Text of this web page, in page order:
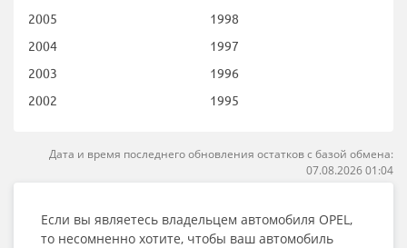
2005
2004
2003
2002
1998
1997
1996
1995
Дата и время последнего обновления остатков с базой обмена:
07.08.2026 01:04
Если вы являетесь владельцем автомобиля OPEL,
то несомненно хотите, чтобы ваш автомобиль